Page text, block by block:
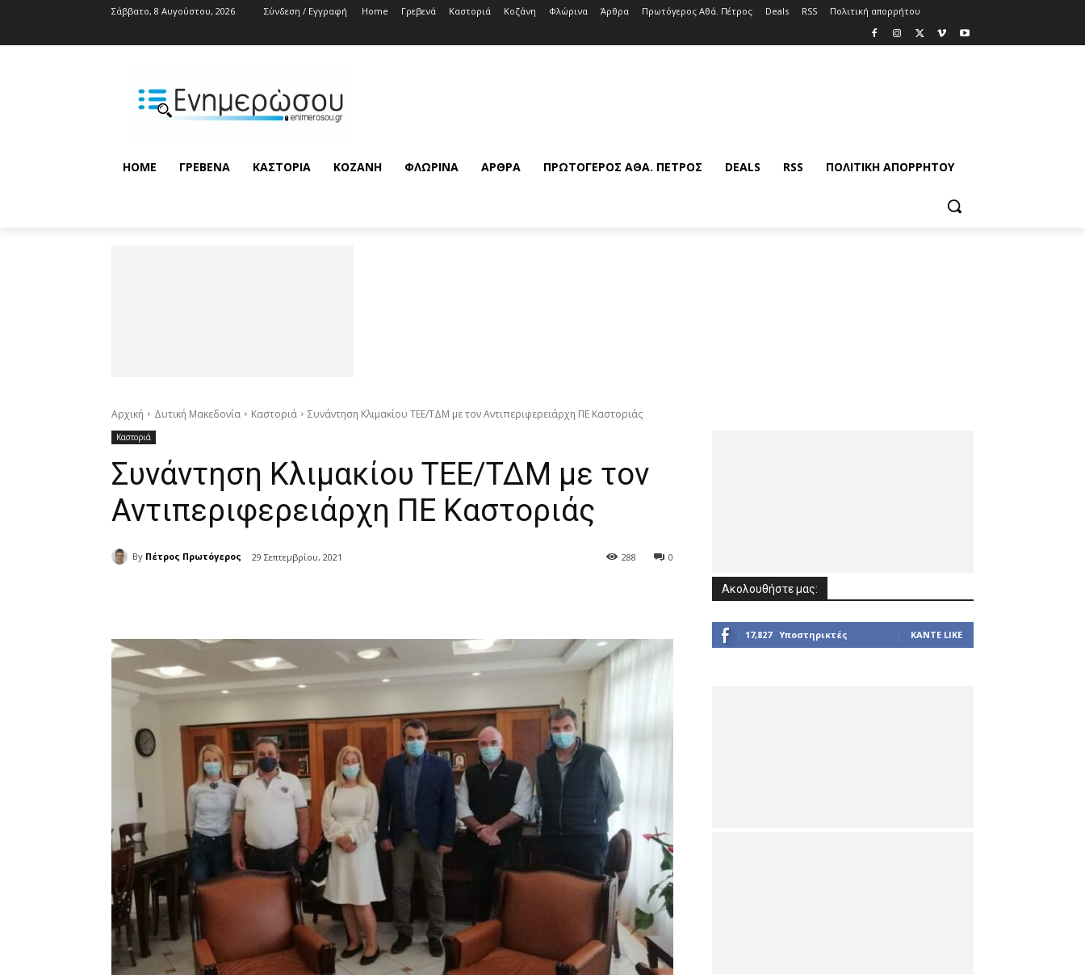
Σάββατο, 8 Αυγούστου, 2026 Σύνδεση / Εγγραφή Home Γρεβενά Καστοριά Κοζάνη Φλώρινα Άρθρα Πρωτόγερος Αθά. Πέτρος Deals RSS Πολιτική απορρήτου
HOME ΓΡΕΒΕΝΆ ΚΑΣΤΟΡΙΆ ΚΟΖΆΝΗ ΦΛΏΡΙΝΑ ΆΡΘΡΑ ΠΡΩΤΌΓΕΡΟΣ ΑΘΆ. ΠΈΤΡΟΣ DEALS RSS ΠΟΛΙΤΙΚΉ ΑΠΟΡΡΉΤΟΥ
Αρχική Δυτική Μακεδονία Καστοριά Συνάντηση Κλιμακίου ΤΕΕ/ΤΔΜ με τον Αντιπεριφερειάρχη ΠΕ Καστοριάς
Καστοριά
Συνάντηση Κλιμακίου ΤΕΕ/ΤΔΜ με τον
Αντιπεριφερειάρχη ΠΕ Καστοριάς
By Πέτρος Πρωτόγερος 29 Σεπτεμβρίου, 2021 0
288
Ακολουθήστε μας:
17,827 Υποστηρικτές ΚΆΝΤΕ LIKE